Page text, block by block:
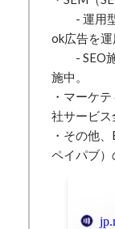
- 運用型
ok広告を運
- SEO施
施中。
・マーケ
社サービ
・その他
ペイパブ）